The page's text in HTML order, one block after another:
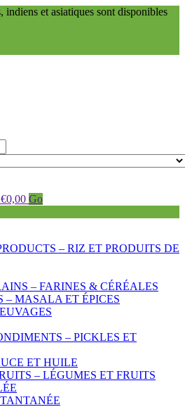
indiens et asiatiques sont disponibles
€0,00 Go
– RIZ ET PRODUITS DE
– FARINES & CÉRÉALES
– MASALA ET ÉPICES
– PICKLES ET
ET HUILE
– LÉGUMES ET FRUITS